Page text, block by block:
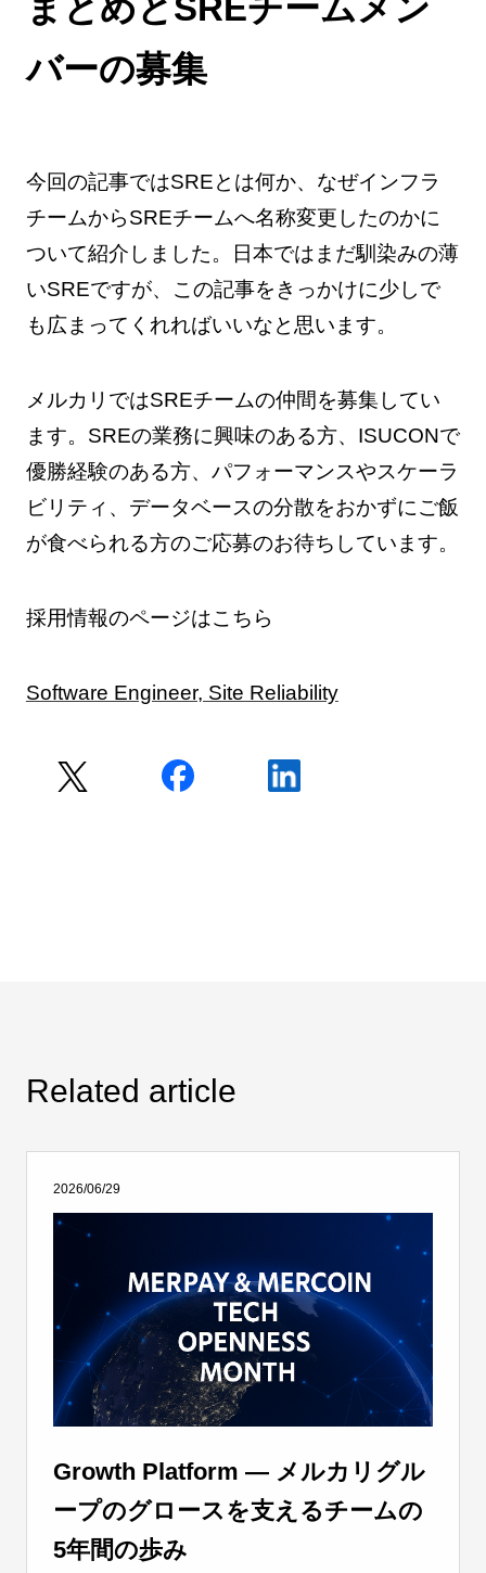
バーの募集
今回の記事ではSREとは何か、なぜインフラ
チームからSREチームへ名称変更したのかに
ついて紹介しました。日本ではまだ馴染みの薄
いSREですが、この記事をきっかけに少しで
も広まってくれればいいなと思います。
メルカリではSREチームの仲間を募集してい
ます。SREの業務に興味のある方、ISUCONで
優勝経験のある方、パフォーマンスやスケーラ
ビリティ、データベースの分散をおかずにご飯
が食べられる方のご応募のお待ちしています。
採用情報のページはこちら
Software Engineer, Site Reliability
Related article
2026/06/29
Growth Platform ― メルカリグル
ープのグロースを支えるチームの
5年間の歩み